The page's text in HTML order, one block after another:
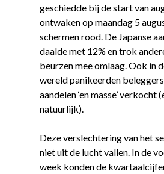
geschiedde bij de start van
ontwaken op maandag 5
schermen rood. De Japanse
daalde met 12% en trok
beurzen mee omlaag. Ook in
wereld panikeerden
aandelen ‘en masse’ verkocht
natuurlijk).
Deze verslechtering van het
niet uit de lucht vallen. In de
week konden de